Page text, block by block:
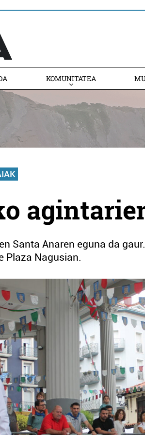
KOMUNITATEA
Santa Anaren eguna da
Plaza Nagusian.